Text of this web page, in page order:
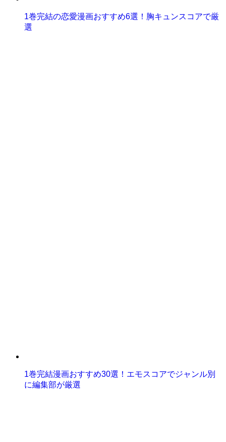
1巻完結の恋愛漫画おすすめ6選！胸キュンスコアで厳
選
1巻完結漫画おすすめ30選！エモスコアでジャンル別
に編集部が厳選